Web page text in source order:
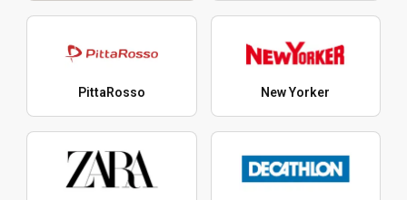
PittaRosso New Yorker